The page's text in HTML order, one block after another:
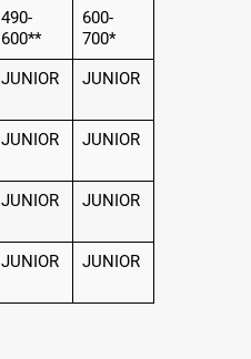
490-
600**
600-
700*
JUNIOR JUNIOR
JUNIOR JUNIOR
JUNIOR JUNIOR
JUNIOR JUNIOR